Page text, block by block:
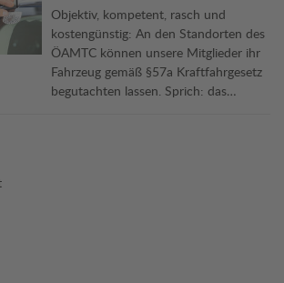
Objektiv, kompetent, rasch und
kostengünstig: An den Standorten des
ÖAMTC können unsere Mitglieder ihr
Fahrzeug gemäß §57a Kraftfahrgesetz
begutachten lassen. Sprich: das